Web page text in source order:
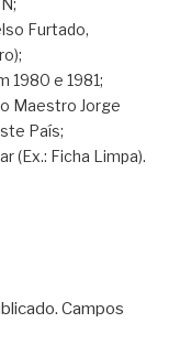
Furtado,
1980 e 1981;
Maestro Jorge
País;
(Ex.: Ficha Limpa).
Campos